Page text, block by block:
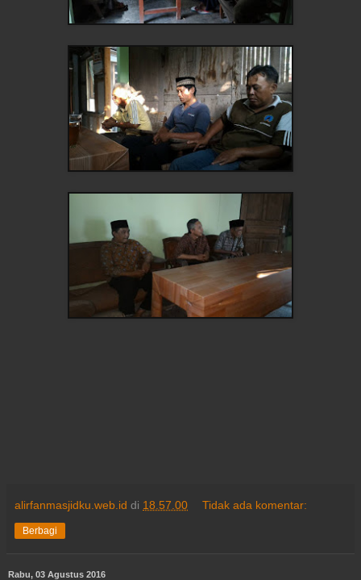
alirfanmasjidku.web.id di 18.57.00 Tidak ada komentar:
Berbagi
Rabu, 03 Agustus 2016